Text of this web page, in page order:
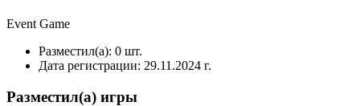
Event Game
Разместил(а): 0 шт.
Дата регистрации: 29.11.2024 г.
Разместил(а) игры